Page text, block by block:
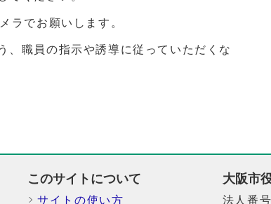
ラでお願いします。
、職員の指示や誘導に従っていただくな
このサイトについて
サイトの使い方
大阪市
法人番